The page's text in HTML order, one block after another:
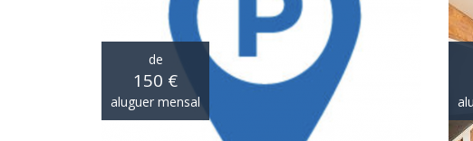
de
150 €
aluguer mensal